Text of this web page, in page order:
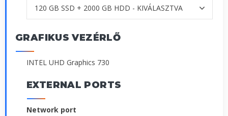
GRAFIKUS VEZÉRLŐ
INTEL UHD Graphics 730
EXTERNAL PORTS
Network port